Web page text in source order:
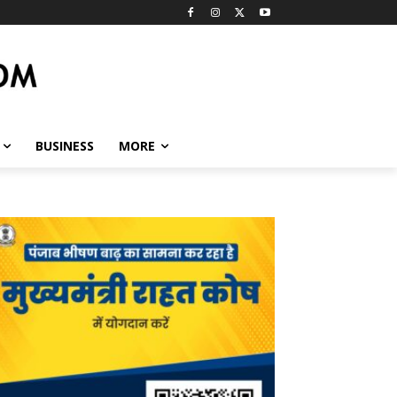
BUSINESS MORE